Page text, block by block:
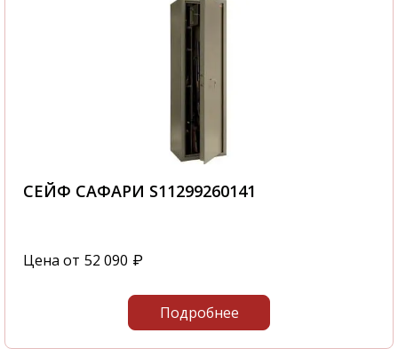
СЕЙФ САФАРИ S11299260141
Цена от 52 090 ₽
Подробнее